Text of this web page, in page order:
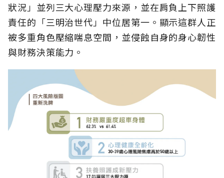
狀況」並列三大心理壓力來源，並在肩負上下照護
責任的「三明治世代」中位居第一。顯示這群人正
被多重角色壓縮喘息空間，並侵蝕自身的身心韌性
與財務決策能力。